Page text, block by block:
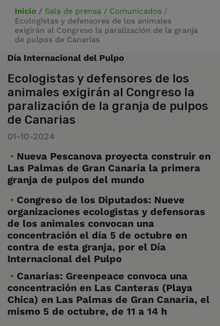
Inicio / Sala de prensa / Comunicados /
Ecologistas y defensores de los animales
exigirán al Congreso la paralización de la granja
de pulpos de Canarias
Día Internacional del Pulpo
Ecologistas y defensores de los
animales exigirán al Congreso la
paralización de la granja de pulpos
de Canarias
01-10-2024
Nueva Pescanova proyecta construir en
Las Palmas de Gran Canaria la primera
granja de pulpos del mundo
Congreso de los Diputados: Nueve
organizaciones ecologistas y defensoras
de los animales convocan una
concentración el día 5 de octubre en
contra de esta granja, por el Día
Internacional del Pulpo
Canarias: Greenpeace convoca una
concentración en Las Canteras (Playa
Chica) en Las Palmas de Gran Canaria, el
mismo 5 de octubre, de 11 a 14 h